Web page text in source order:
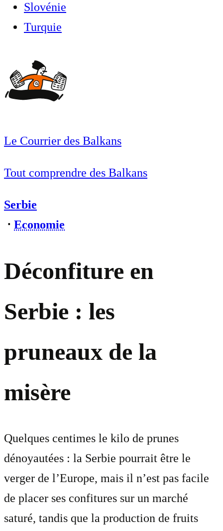
Slovénie
Turquie
Le Courrier des Balkans
Tout comprendre des Balkans
Serbie
⋅ Economie
Déconfiture en
Serbie : les
pruneaux de la
misère
Quelques centimes le kilo de prunes
dénoyautées : la Serbie pourrait être le
verger de l’Europe, mais il n’est pas facile
de placer ses confitures sur un marché
saturé, tandis que la production de fruits